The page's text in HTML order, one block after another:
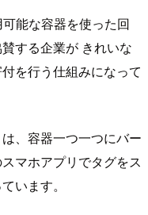
能な容器を使った回
する企業が きれいな
を行う仕組みになって
、容器一つ一つにバー
マホアプリでタグをス
います。